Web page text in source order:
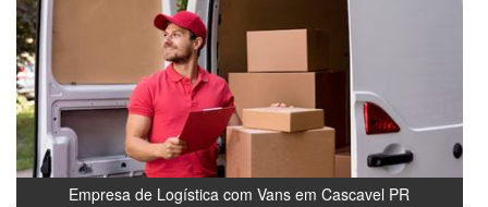
Empresa de Logística com Vans em Cascavel PR